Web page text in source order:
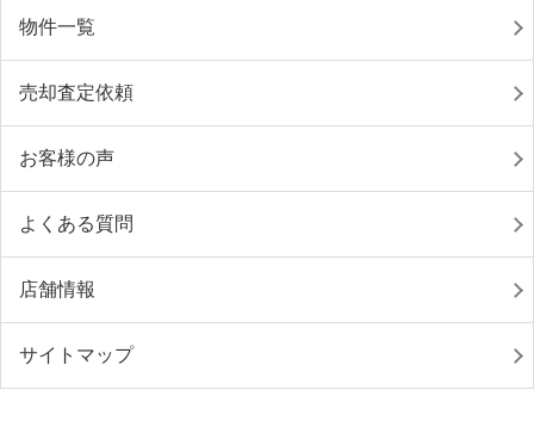
物件一覧
売却査定依頼
お客様の声
よくある質問
店舗情報
サイトマップ